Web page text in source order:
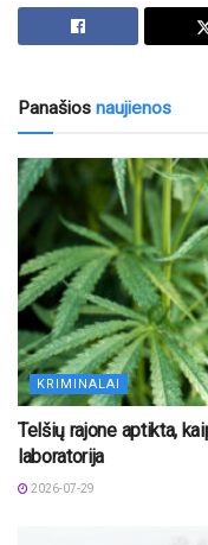
Panašios naujienos
KRIMINALAI
Telšių rajone aptikta,
laboratorija
2026-07-29